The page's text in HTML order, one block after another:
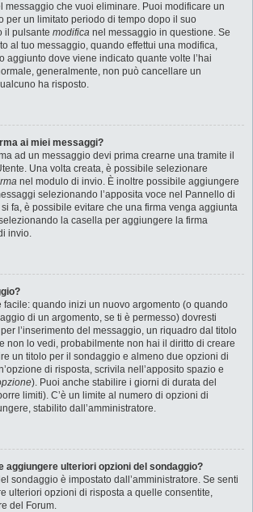
messaggio che vuoi eliminare. Puoi modificare un
per un limitato periodo di tempo dopo il suo
il pulsante modifica nel messaggio in questione. Se
al tuo messaggio, quando effettui una modifica,
aggiunto dove viene indicato quante volte l’hai
generalmente, non può cancellare un
ha risposto.
ai miei messaggi?
ad un messaggio devi prima crearne una tramite il
Una volta creata, è possibile selezionare
nel modulo di invio. È inoltre possibile aggiungere
selezionando l’apposita voce nel Pannello di
fa, è possibile evitare che una firma venga aggiunta
la casella per aggiungere la firma
invio.
quando inizi un nuovo argomento (o quando
di un argomento, se ti è permesso) dovresti
l’inserimento del messaggio, un riquadro dal titolo
non lo vedi, probabilmente non hai il diritto di creare
un titolo per il sondaggio e almeno due opzioni di
di risposta, scrivila nell’apposito spazio e
). Puoi anche stabilire i giorni di durata del
limiti). C’è un limite al numero di opzioni di
stabilito dall’amministratore.
aggiungere ulteriori opzioni del sondaggio?
sondaggio è impostato dall’amministratore. Se senti
ulteriori opzioni di risposta a quelle consentite,
del Forum.